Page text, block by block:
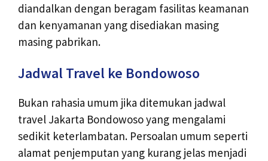
diandalkan dengan beragam fasilitas keamanan
dan kenyamanan yang disediakan masing
masing pabrikan.
Jadwal Travel ke Bondowoso
Bukan rahasia umum jika ditemukan jadwal
travel Jakarta Bondowoso yang mengalami
sedikit keterlambatan. Persoalan umum seperti
alamat penjemputan yang kurang jelas menjadi